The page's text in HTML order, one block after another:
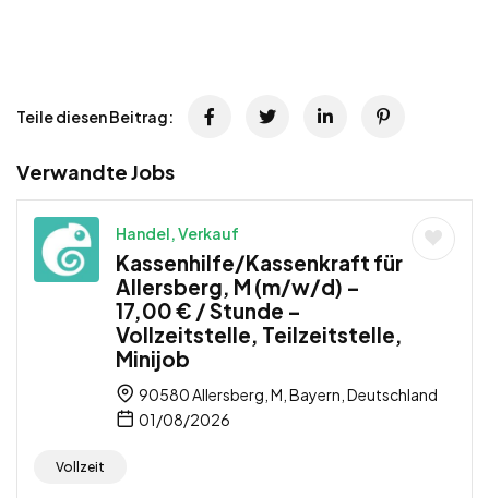
Teile diesen Beitrag:
Verwandte Jobs
Handel, Verkauf
Kassenhilfe/Kassenkraft für
Allersberg, M (m/w/d) –
17,00 € / Stunde –
Vollzeitstelle, Teilzeitstelle,
Minijob
90580 Allersberg, M, Bayern, Deutschland
01/08/2026
Vollzeit